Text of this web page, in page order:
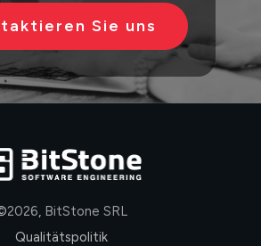
Sie uns
2026, BitStone SRL
Qualitätspolitik